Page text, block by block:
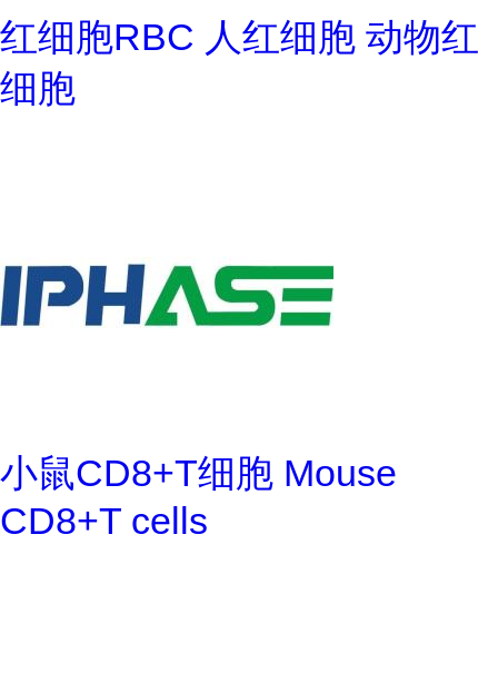
红细胞RBC 人红细胞 动物红
细胞
小鼠CD8+T细胞 Mouse
CD8+T cells